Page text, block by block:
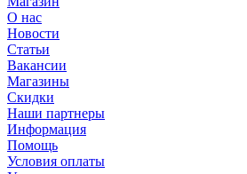
О нас
Новости
Статьи
Вакансии
Магазины
Скидки
Наши партнеры
Информация
Помощь
Условия оплаты